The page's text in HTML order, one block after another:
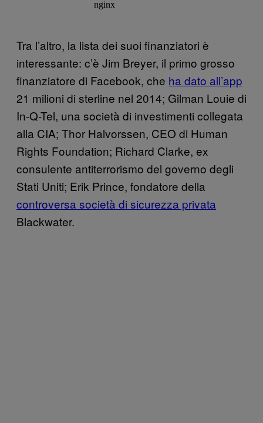
Tra l’altro, la lista dei suoi finanziatori è
interessante: c’è Jim Breyer, il primo grosso
finanziatore di Facebook, che ha dato all’app
21 milioni di sterline nel 2014; Gilman Louie di
In-Q-Tel, una società di investimenti collegata
alla CIA; Thor Halvorssen, CEO di Human
Rights Foundation; Richard Clarke, ex
consulente antiterrorismo del governo degli
Stati Uniti; Erik Prince, fondatore della
controversa società di sicurezza privata
Blackwater.